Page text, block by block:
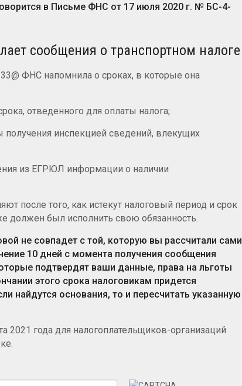
в Письме ФНС от 17 июля 2020 г. № БС-4-
сообщения о транспортном налоге
ФНС напомнила о сроках, в которые она
отведенного для оплаты налога;
получения инспекцией сведений, влекущих
из ЕГРЮЛ информации о наличии
после того, как истекут налоговый период и срок
должен был исполнить свою обязанность.
не совпадет с той, которую вы рассчитали сами
10 дней с момента получения сообщения
подтвердят ваши данные, права на льготы
этого срока налоговикам придется
найдутся основания, то и пересчитать указанную
2021 года для налогоплательщиков-организаций